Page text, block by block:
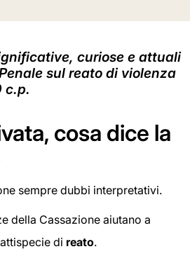
curiose e attuali
sul reato di violenza
c.p.
cosa dice la
sempre dubbi interpretativi.
della Cassazione aiutano a
di reato.